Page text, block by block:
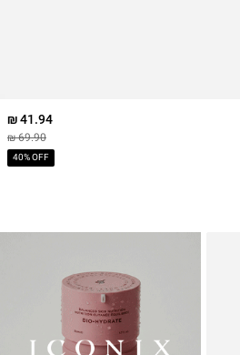
41.94 ₪
69.90 ₪
40% OFF